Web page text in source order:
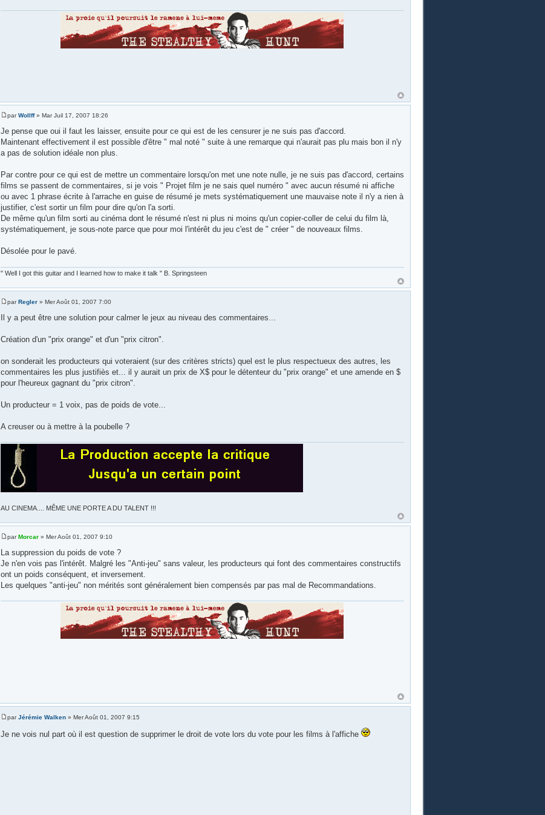
parWollff» Mar Juil 17, 2007 18:26
Je pense que oui il faut les laisser, ensuite pour ce qui est de les censurer je ne suis pas d'accord.
Maintenant effectivement il est possible d'être " mal noté " suite à une remarque qui n'aurait pas plu mais bon il n'y
a pas de solution idéale non plus.
Par contre pour ce qui est de mettre un commentaire lorsqu'on met une note nulle, je ne suis pas d'accord, certains
films se passent de commentaires, si je vois " Projet film je ne sais quel numéro " avec aucun résumé ni affiche
ou avec 1 phrase écrite à l'arrache en guise de résumé je mets systématiquement une mauvaise note il n'y a rien à
justifier, c'est sortir un film pour dire qu'on l'a sorti.
De même qu'un film sorti au cinéma dont le résumé n'est ni plus ni moins qu'un copier-coller de celui du film là,
systématiquement, je sous-note parce que pour moi l'intérêt du jeu c'est de " créer " de nouveaux films.
Désolée pour le pavé.
" Well I got this guitar and I learned how to make it talk " B. Springsteen
parRegler» Mer Août 01, 2007 7:00
Il y a peut être une solution pour calmer le jeux au niveau des commentaires...
Création d'un "prix orange" et d'un "prix citron".
on sonderait les producteurs qui voteraient (sur des critères stricts) quel est le plus respectueux des autres, les
commentaires les plus justifiès et... il y aurait un prix de X$ pour le détenteur du "prix orange" et une amende en $
pour l'heureux gagnant du "prix citron".
Un producteur = 1 voix, pas de poids de vote...
A creuser ou à mettre à la poubelle ?
AU CINEMA.... MÊME UNE PORTE A DU TALENT !!!
parMorcar» Mer Août 01, 2007 9:10
La suppression du poids de vote ?
Je n'en vois pas l'intérêt. Malgré les "Anti-jeu" sans valeur, les producteurs qui font des commentaires constructifs
ont un poids conséquent, et inversement.
Les quelques "anti-jeu" non mérités sont généralement bien compensés par pas mal de Recommandations.
parJérémie Walken» Mer Août 01, 2007 9:15
Je ne vois nul part où il est question de supprimer le droit de vote lors du vote pour les films à l'affiche